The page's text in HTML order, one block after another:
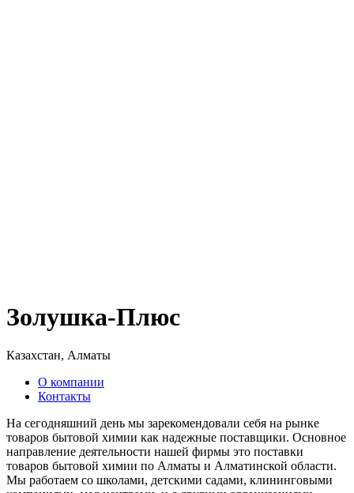
Золушка-Плюс
Казахстан, Алматы
О компании
Контакты
На сегодняшний день мы зарекомендовали себя на рынке
товаров бытовой химии как надежные поставщики. Основное
направление деятельности нашей фирмы это поставки
товаров бытовой химии по Алматы и Алматинской области.
Мы работаем со школами, детскими садами, клининговыми